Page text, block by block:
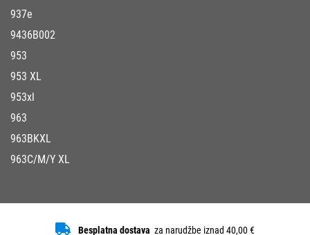
937e
9436B002
953
953 XL
953xl
963
963BKXL
963C/M/Y XL
Besplatna dostava za narudžbe iznad 40,00 €